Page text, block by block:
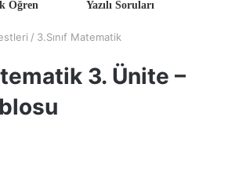
Öğren Yazılı Soruları
/ 3.Sınıf Matematik
3. Ünite –